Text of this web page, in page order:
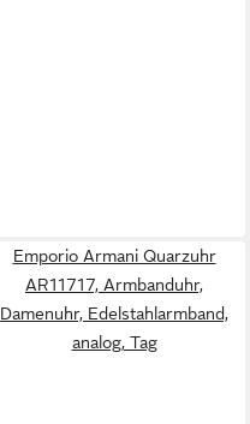
Emporio Armani Quarzuhr
AR11717, Armbanduhr,
Damenuhr, Edelstahlarmband,
analog, Tag